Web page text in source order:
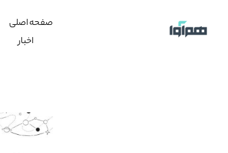
صفحه اصلی
اخبار